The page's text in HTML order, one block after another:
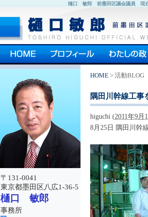
樋口 敏郎 前墨田区議会議員 現在
〒131-0041
東京都墨田区八広1-36-5
樋口 敏郎
事務所
HOME > 活動BLOG
隅田川幹線工事
higuchi (2011年9月
8月25日 隅田川幹